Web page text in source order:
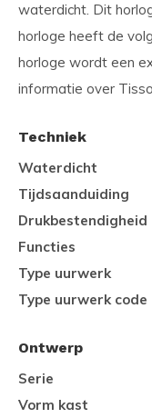
waterdicht. Dit
horloge heeft de
horloge wordt een
informatie over
Techniek
Waterdicht
Tijdsaanduiding
Drukbestendigheid
Functies
Type uurwerk
Type uurwerk code
Ontwerp
Serie
Vorm kast